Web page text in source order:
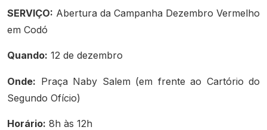
SERVIÇO: Abertura da Campanha Dezembro Vermelho
em Codó
Quando: 12 de dezembro
Onde: Praça Naby Salem (em frente ao Cartório do
Segundo Ofício)
Horário: 8h às 12h